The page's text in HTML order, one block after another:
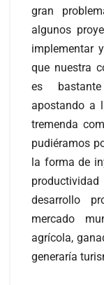
gran
algunos
implementar
que nuestra
es
apostando a
tremenda
pudiéramos
la forma de
desarrollo
mercado
agrícola,
generaría